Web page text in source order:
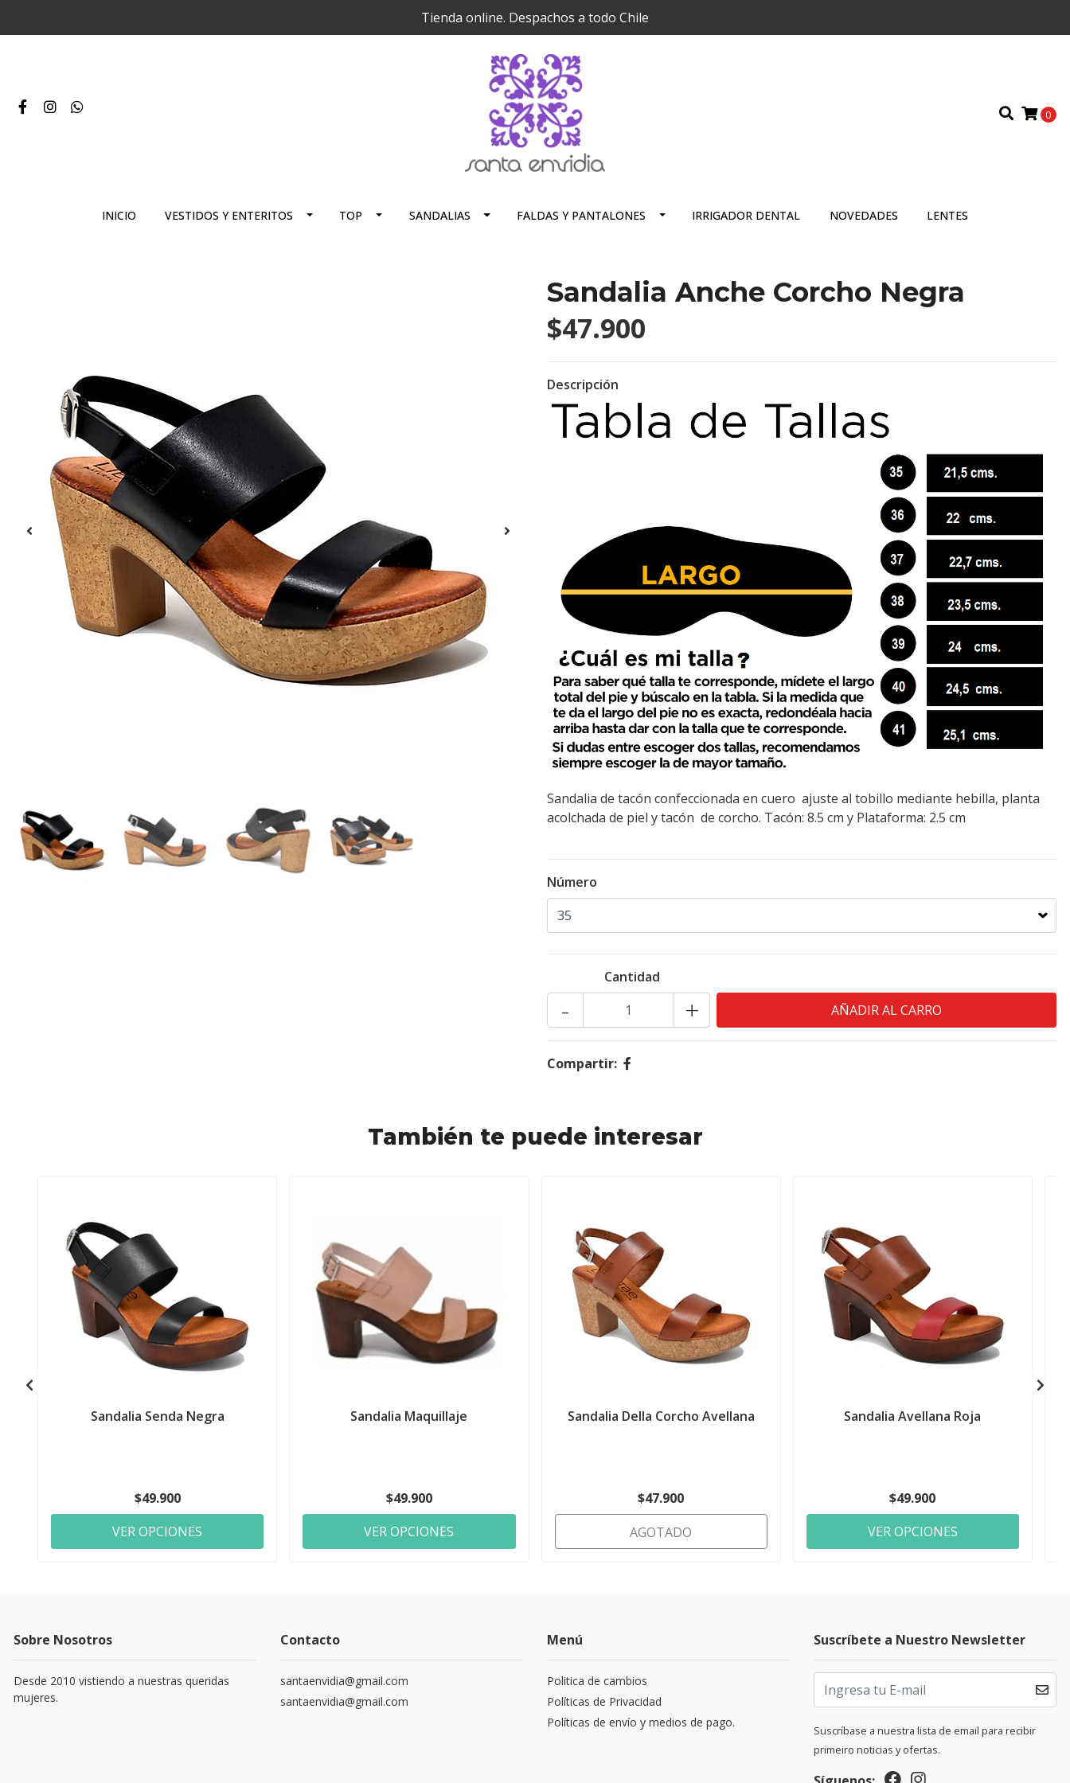
Tienda online. Despachos a todo Chile
0
INICIO VESTIDOS Y ENTERITOS TOP SANDALIAS FALDAS Y PANTALONES IRRIGADOR DENTAL NOVEDADES LENTES
Sandalia Anche Corcho Negra
$47.900
Descripción
Sandalia de tacón confeccionada en cuero ajuste al tobillo mediante hebilla, planta
acolchada de piel y tacón de corcho. Tacón: 8.5 cm y Plataforma: 2.5 cm
Número
Cantidad
+
-
Compartir:
También te puede interesar
Sandalia Senda Negra
$49.900
VER OPCIONES
Sandalia Maquillaje
$49.900
VER OPCIONES
Sandalia Della Corcho Avellana
$47.900
AGOTADO
Sandalia Avellana Roja
$49.900
VER OPCIONES
Sobre Nosotros
Desde 2010 vistiendo a nuestras queridas
mujeres.
Contacto
santaenvidia@gmail.com
santaenvidia@gmail.com
Menú
Politica de cambios
Políticas de Privacidad
Políticas de envío y medios de pago.
Suscríbete a Nuestro Newsletter
Suscríbase a nuestra lista de email para recibir
primeiro noticias y ofertas.